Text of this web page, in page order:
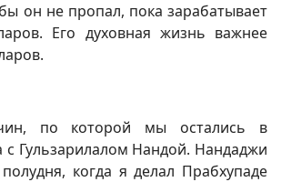
он не пропал, пока зарабатывает
Его духовная жизнь важнее
по которой мы остались в
Гульзарилалом Нандой. Нандаджи
когда я делал Прабхупаде